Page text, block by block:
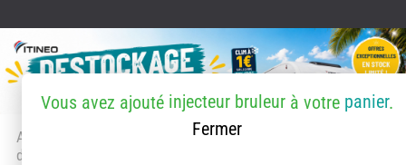
Accueil
> Accessoires et pièces
détachées
Vous avez ajouté injecteur bruleurà votre panier.
Fermer